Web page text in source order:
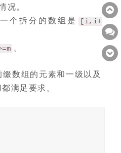
况。
个拆分的数组是
[i,i+
。
数组的元素和一级以及
满足要求。